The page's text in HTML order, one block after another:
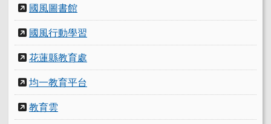
國風圖書館
國風行動學習
花蓮縣教育處
均一教育平台
教育雲